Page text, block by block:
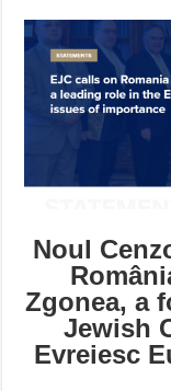
Noul
Zgonea, a
Jewish
Evreiesc